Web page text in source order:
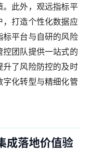
。此外，观远指标平
，打造个性化数据应
标平台与自研的风险
控团队提供一站式的
升了风险防控的及时
化转型与精细化管
成落地价值验